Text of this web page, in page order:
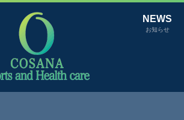
NEWS
お知らせ